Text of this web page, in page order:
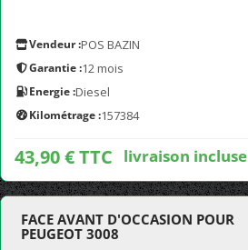
Vendeur :POS BAZIN
Garantie :12 mois
Energie :Diesel
Kilométrage :157384
43,90 € TTC livraison incluse
FACE AVANT D'OCCASION POUR
PEUGEOT 3008